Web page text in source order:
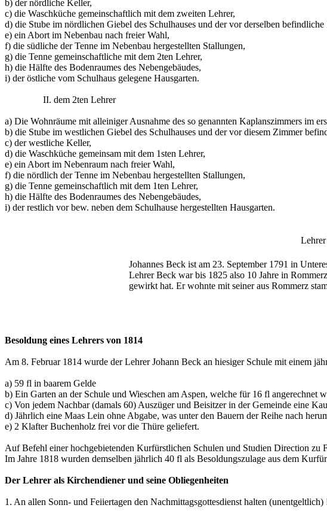
b) der nördliche Keller,
c) die Waschküche gemeinschaftlich mit dem zweiten Lehrer,
d) die Stube im nördlichen Giebel des Schulhauses und der vor derselben befindliche
e) ein Abort im Nebenbau nach freier Wahl,
f) die südliche der Tenne im Nebenbau hergestellten Stallungen,
g) die Tenne gemeinschaftliche mit dem 2ten Lehrer,
h) die Hälfte des Bodenraumes des Nebengebäudes,
i) der östliche vom Schulhaus gelegene Hausgarten.
II. dem 2ten Lehrer
a) Die Wohnräume mit alleiniger Ausnahme des so genannten Kaplanszimmers im
b) die Stube im westlichen Giebel des Schulhauses und der vor diesem Zimmer
c) der westliche Keller,
d) die Waschküche gemeinsam mit dem 1sten Lehrer,
e) ein Abort im Nebenraum nach freier Wahl,
f) die nördlich der Tenne im Nebenbau hergestellten Stallungen,
g) die Tenne gemeinschaftlich mit dem 1ten Lehrer,
h) die Hälfte des Bodenraumes des Nebengebäudes,
i) der restlich vor bew. neben dem Schulhause hergestellten Hausgarten.
Lehrer in Rommerz
Johannes Beck ist am 23. September 1791 in
Lehrer Beck war bis 1825 also 10 Jahre in
gewirkt hat. Er wohnte mit seiner aus Rommerz
Besoldung eines Lehrers von 1814
Am 8. Februar 1814 wurde der Lehrer Johann Beck an hiesiger Schule mit einem
a) 59 fl in baarem Gelde
b) Ein Garten an der Schule und Wieschen am Aspen, welche für 16 fl angerechnet
c) Von jedem Nachbar (damals 60) Auszüger und Beisitzer in der Gemeinde eine
d) Jährlich eine Maas Lein ohne Abgabe, was unter den Bauern der Reihe nach
e) 2 Klafter Buchenholz frei vor die Thüre geliefert.
Auf Befehl einer hochgebietenden Kurfürstlichen Schulen und Studien Direction zu
Im Jahre 1818 wurden demselben jährlich 40 fl als Besoldungszulage aus dem
Der Lehrer als Kirchendiener und seine Obliegenheiten
1. An allen Sonn- und Feiiertagen den Nachmittagsgottesdienst halten (unentgeltlich)